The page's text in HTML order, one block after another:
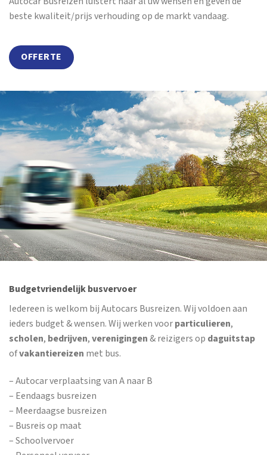
beste kwaliteit/prijs verhouding op de markt vandaag.
OFFERTE
Budgetvriendelijk busvervoer
Iedereen is welkom bij Autocars Busreizen. Wij voldoen aan
ieders budget & wensen. Wij werken voorparticulieren,
scholen, bedrijven,verenigingen& reizigers op daguitstap
ofvakantiereizen met bus.
– Autocar verplaatsing van A naar B
– Eendaags busreizen
– Meerdaagse busreizen
– Busreis op maat
– Schoolvervoer